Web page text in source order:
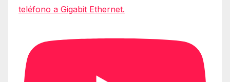
teléfono a Gigabit Ethernet.